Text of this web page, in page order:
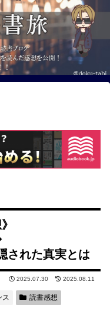
された真実とは
2025.07.30 2025.08.11
ス 読書感想